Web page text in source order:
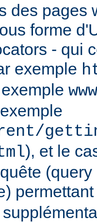
des pages
forme
- qui
exemple
), et le
)